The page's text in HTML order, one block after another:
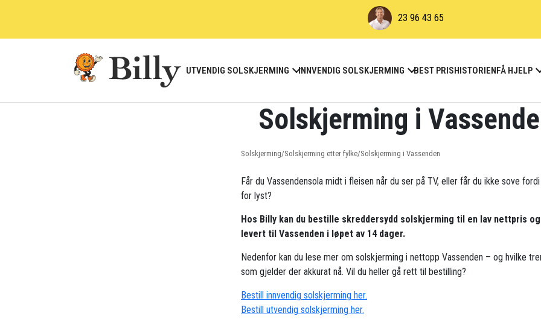
23 96 43 65
UTVENDIG SOLSKJERMING INNVENDIG SOLSKJERMING BEST PRISHISTORIENFÅ HJELP
Solskjerming i
Solskjerming/Solskjerming etter fylke/Solskjerming i Vassenden
Får du Vassendensola midt i fleisen når du ser på TV, eller får du ikke sove
for lyst?
Hos Billy kan du bestille skreddersydd solskjerming til en lav nettpris
levert til Vassenden i løpet av 14 dager.
Nedenfor kan du lese mer om solskjerming i nettopp Vassenden – og hvilke
som gjelder der akkurat nå. Vil du heller gå rett til bestilling?
Bestill innvendig solskjerming her.
Bestill utvendig solskjerming her.